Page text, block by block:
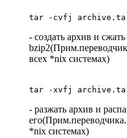
tar -cvfj
- создать архив и
всех *nix системах)
tar -xvfj
- разжать архив и
*nix системах)